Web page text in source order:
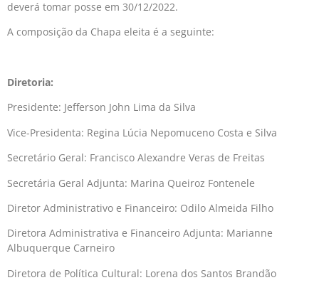
deverá tomar posse em 30/12/2022.
A composição da Chapa eleita é a seguinte:
Diretoria:
Presidente: Jefferson John Lima da Silva
Vice-Presidenta: Regina Lúcia Nepomuceno Costa e Silva
Secretário Geral: Francisco Alexandre Veras de Freitas
Secretária Geral Adjunta: Marina Queiroz Fontenele
Diretor Administrativo e Financeiro: Odilo Almeida Filho
Diretora Administrativa e Financeiro Adjunta: Marianne
Albuquerque Carneiro
Diretora de Política Cultural: Lorena dos Santos Brandão